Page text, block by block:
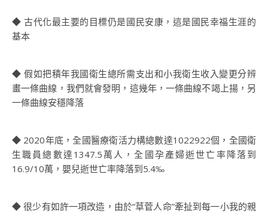
◆ 古代化最主要的目標仍是國民安康，這是國民幸福生涯的
基本
◆ 假如把積年我國衛生總所需支出和小我衛生收入變更分辨
畫一條曲線，我們就會發明，這幾年，一條曲線不竭上揚，另
一條曲線安穩降落
◆ 2020年底，全國醫療衛活力構總數達1022922個，全國衛
生職員總數達1347.5萬人，全國孕產婦逝世亡率降落到
16.9/10萬，嬰兒逝世亡率降落到5.4‰
◆ 很少有如許一項改造，由於“草菅人命”牽扯到每一小我的親